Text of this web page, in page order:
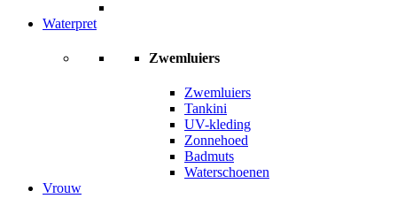
Waterpret
Zwemluiers
Zwemluiers
Tankini
UV-kleding
Zonnehoed
Badmuts
Waterschoenen
Vrouw